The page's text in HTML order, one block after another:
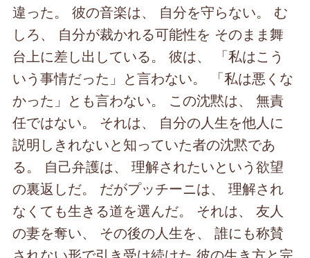
違った。 彼の音楽は、 自分を守らない。 む
しろ、 自分が裁かれる可能性を そのまま舞
台上に差し出している。 彼は、 「私はこう
いう事情だった」と言わない。 「私は悪くな
かった」とも言わない。 この沈黙は、 無責
任ではない。 それは、 自分の人生を他人に
説明しきれないと知っていた者の沈黙であ
る。 自己弁護は、 理解されたいという欲望
の裏返しだ。 だがプッチーニは、 理解され
なくても生きる道を選んだ。 それは、 友人
の妻を奪い、 その後の人生を、 誰にも称賛
されない形で引き受け続けた 彼の生き方と完